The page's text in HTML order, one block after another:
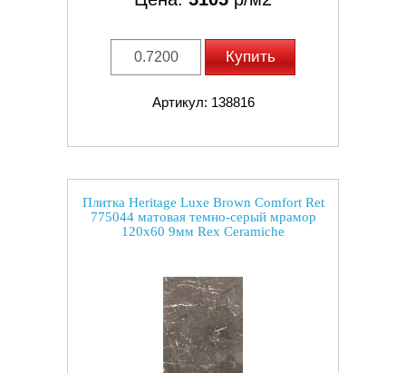
Купить
Артикул: 138816
Плитка Heritage Luxe Brown Comfort Ret
775044 матовая темно-серый мрамор
120x60 9мм Rex Ceramiche